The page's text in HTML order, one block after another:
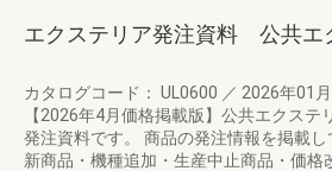
エクステリア発注資料 公共エ
カタログコード： UL0600 ／ 2026年01月
【2026年4月価格掲載版】公共エクステ
発注資料です。 商品の発注情報を掲載し
新商品・機種追加・生産中止商品・価格